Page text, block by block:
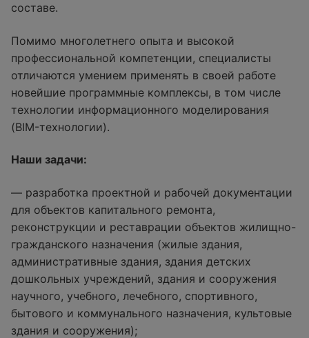
составе.
Помимо многолетнего опыта и высокой
профессиональной компетенции, специалисты
отличаются умением применять в своей работе
новейшие программные комплексы, в том числе
технологии информационного моделирования
(BIM-технологии).
Наши задачи:
— разработка проектной и рабочей документации
для объектов капитального ремонта,
реконструкции и реставрации объектов жилищно-
гражданского назначения (жилые здания,
административные здания, здания детских
дошкольных учреждений, здания и сооружения
научного, учебного, лечебного, спортивного,
бытового и коммунального назначения, культовые
здания и сооружения);